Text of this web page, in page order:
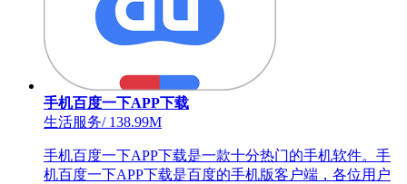
手机百度一下APP下载
生活服务/138.99M
手机百度一下APP下载是一款十分热门的手机软件。手
机百度一下APP下载是百度的手机版客户端，各位用户